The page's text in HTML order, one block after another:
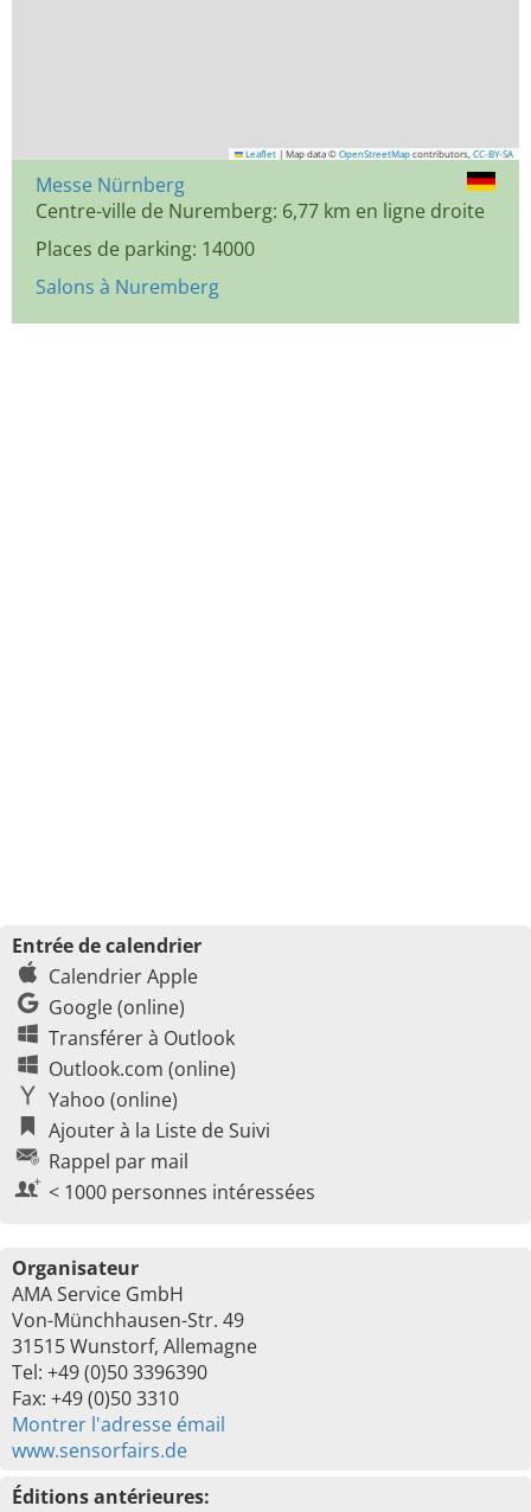
Leaflet | Map data © OpenStreetMap contributors, CC-BY-SA
Messe Nürnberg
Centre-ville de Nuremberg: 6,77 km en ligne droite
Places de parking: 14000
Salons à Nuremberg
Entrée de calendrier
Calendrier Apple
Google (online)
Transférer à Outlook
Outlook.com (online)
Yahoo (online)
Ajouter à la Liste de Suivi
Rappel par mail
< 1000 personnes intéressées
Organisateur
AMA Service GmbH
Von-Münchhausen-Str. 49
31515 Wunstorf, Allemagne
Tel: +49 (0)50 3396390
Fax: +49 (0)50 3310
Montrer l'adresse émail
www.sensorfairs.de
Éditions antérieures: